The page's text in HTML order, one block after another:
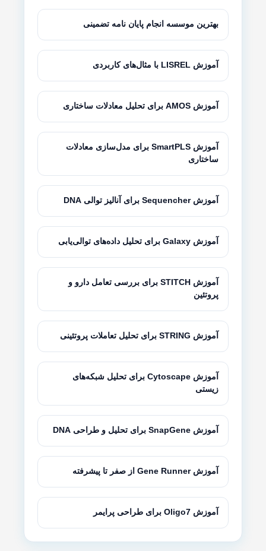
بهترین موسسه انجام پایان نامه تضمینی
آموزش LISREL با مثال‌های کاربردی
آموزش AMOS برای تحلیل معادلات ساختاری
آموزش SmartPLS برای مدل‌سازی معادلات
ساختاری
آموزش Sequencher برای آنالیز توالی DNA
آموزش Galaxy برای تحلیل داده‌های توالی‌یابی
آموزش STITCH برای بررسی تعامل دارو و
پروتئین
آموزش STRING برای تحلیل تعاملات پروتئینی
آموزش Cytoscape برای تحلیل شبکه‌های
زیستی
آموزش SnapGene برای تحلیل و طراحی DNA
آموزش Gene Runner از صفر تا پیشرفته
آموزش Oligo7 برای طراحی پرایمر